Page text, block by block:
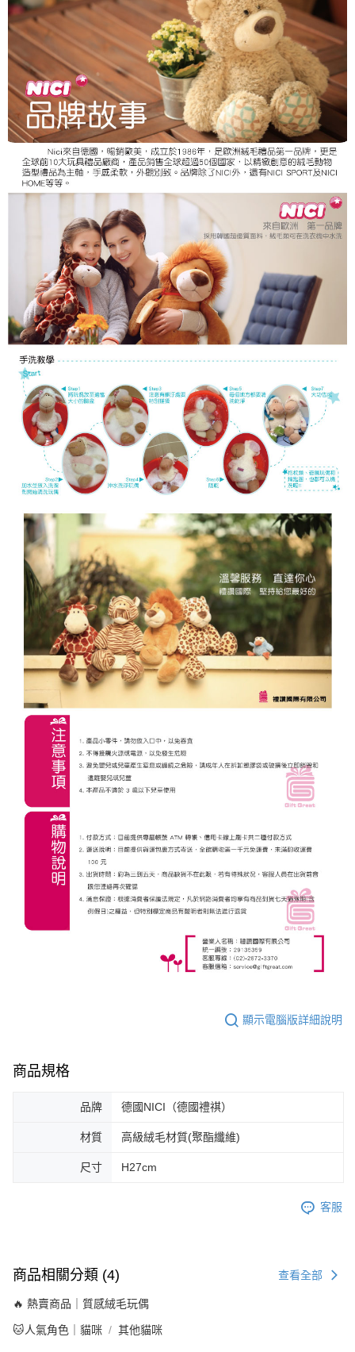
顯示電腦版詳細說明
商品規格
品牌 德國NICI（德國禮祺）
材質 高級絨毛材質(聚酯纖維)
尺寸 H27cm
客服
商品相關分類 (4) 查看全部
🔥 熱賣商品｜質感絨毛玩偶
🐱人氣角色｜貓咪 其他貓咪